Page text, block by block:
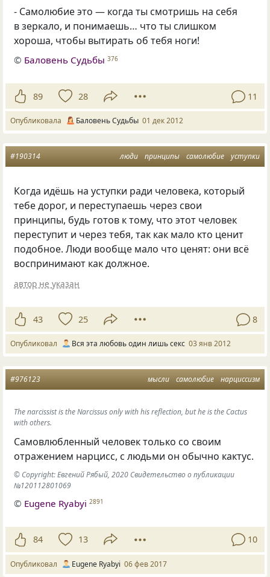
- Самолюбие это — когда ты смотришь на себя
в зеркало, и понимаешь… что ты слишком
хороша, чтобы вытирать об тебя ноги!
© Баловень Судьбы 376
89 28 11
Опубликовала Баловень Судьбы 01 дек 2012
люди принципы самолюбие уступки
#190314
Когда идёшь на уступки ради человека, который
тебе дорог, и переступаешь через свои
принципы, будь готов к тому, что этот человек
переступит и через тебя, так как мало кто ценит
подобное. Люди вообще мало что ценят: они всё
воспринимают как должное.
автор не указан
43 25 8
Опубликовал Вся эта любовь один лишь секс 03 янв 2012
мысли самолюбие нарциссизм
#976123
The narcissist is the Narcissus only with his reflection, but he is the Cactus
with others.
Самовлюбленный человек только со своим
отражением нарцисс, с людьми он обычно кактус.
© Copyright: Евгений Рябый, 2020 Свидетельство о публикации
№120112801069
© Eugene Ryabyi 2891
84 13 10
Опубликовал Eugene Ryabyi 06 фев 2017